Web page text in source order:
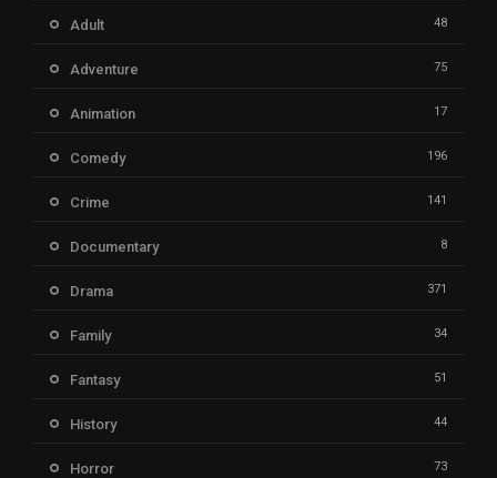
Adult 48
Adventure 75
Animation 17
Comedy 196
Crime 141
Documentary 8
Drama 371
Family 34
Fantasy 51
History 44
Horror 73